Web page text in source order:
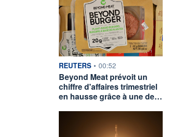
information fournie par
REUTERS • 00:52
Beyond Meat prévoit un
chiffre d'affaires trimestriel
en hausse grâce à une de…